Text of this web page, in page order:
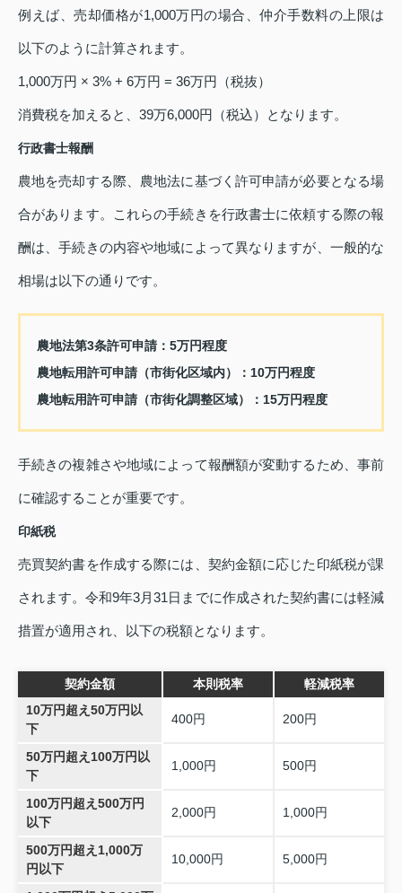
例えば、売却価格が1,000万円の場合、仲介手数料の上限は
以下のように計算されます。
1,000万円 × 3% + 6万円 = 36万円（税抜）
消費税を加えると、39万6,000円（税込）となります。
行政書士報酬
農地を売却する際、農地法に基づく許可申請が必要となる場
合があります。これらの手続きを行政書士に依頼する際の報
酬は、手続きの内容や地域によって異なりますが、一般的な
相場は以下の通りです。
農地法第3条許可申請：5万円程度
農地転用許可申請（市街化区域内）：10万円程度
農地転用許可申請（市街化調整区域）：15万円程度
手続きの複雑さや地域によって報酬額が変動するため、事前
に確認することが重要です。
印紙税
売買契約書を作成する際には、契約金額に応じた印紙税が課
されます。令和9年3月31日までに作成された契約書には軽減
措置が適用され、以下の税額となります。
契約金額 本則税率
軽減税率
10万円超え50万円以
下
400円 200円
50万円超え100万円以
下
1,000円 500円
100万円超え500万円
以下
2,000円 1,000円
500万円超え1,000万
円以下
10,000円 5,000円